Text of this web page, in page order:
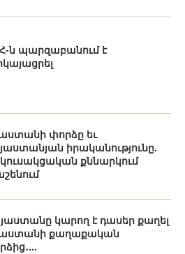
ն պարզաբանում է
փորձը եւ
իրականությունը.
քննարկում
կարող է դասեր քաղել
քաղաքական